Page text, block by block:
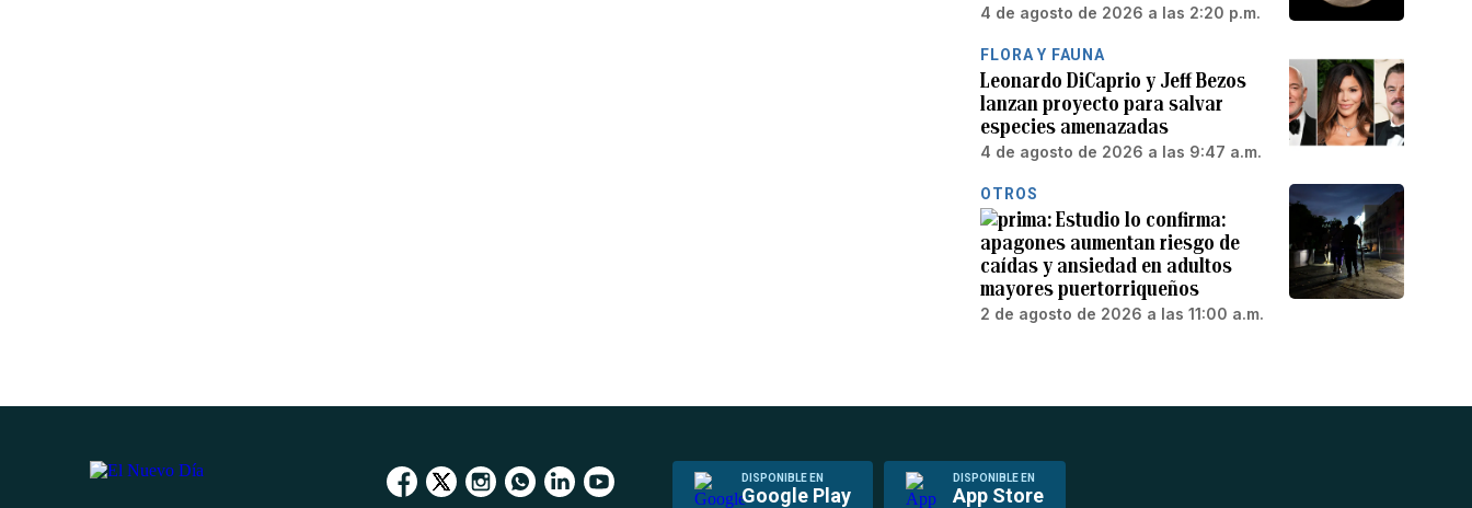
4 de agosto de 2026 a las 2:20 p.m.
FLORA Y FAUNA
Leonardo DiCaprio y Jeff Bezos
lanzan proyecto para salvar
especies amenazadas
4 de agosto de 2026 a las 9:47 a.m.
OTROS
Estudio lo confirma:
apagones aumentan riesgo de
caídas y ansiedad en adultos
mayores puertorriqueños
2 de agosto de 2026 a las 11:00 a.m.
DISPONIBLE EN
Google Play
DISPONIBLE EN
App Store